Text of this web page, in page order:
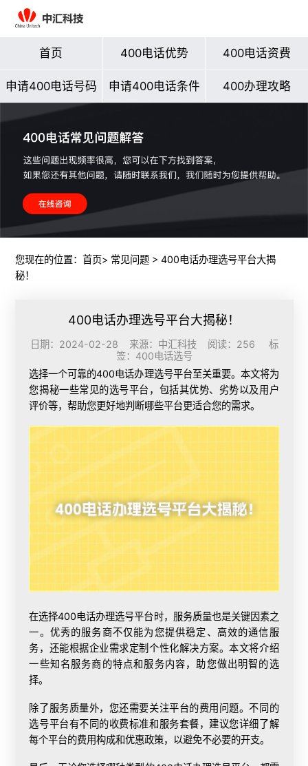
首页 400电话优势 400电话资费
申请400电话号码 申请400电话条件 400办理攻略
您现在的位置： 首页> 常见问题> 400电话办理选号平台大揭
秘！
400电话办理选号平台大揭秘！
日期：2024-02-28 来源：中汇科技 阅读：256 标
签： 400电话选号
选择一个可靠的400电话办理选号平台至关重要。本文将为
您揭秘一些常见的选号平台，包括其优势、劣势以及用户
评价等，帮助您更好地判断哪些平台更适合您的需求。
在选择400电话办理选号平台时，服务质量也是关键因素之
一。优秀的服务商不仅能为您提供稳定、高效的通信服
务，还能根据企业需求定制个性化解决方案。本文将介绍
一些知名服务商的特点和服务内容，助您做出明智的选
择。
除了服务质量外，您还需要关注平台的费用问题。不同的
选号平台有不同的收费标准和服务套餐，建议您详细了解
每个平台的费用构成和优惠政策，以避免不必要的开支。